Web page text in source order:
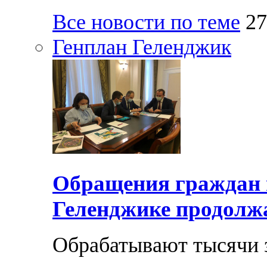
Все новости по теме
Генплан Геленджик
Обращения граждан
Геленджике
Обрабатывают тысячи